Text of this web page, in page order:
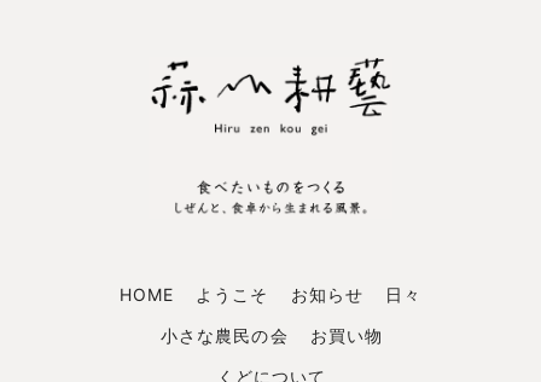
HOME ようこそ お知らせ
日々
小さな農民の会
お買い物
くどについて